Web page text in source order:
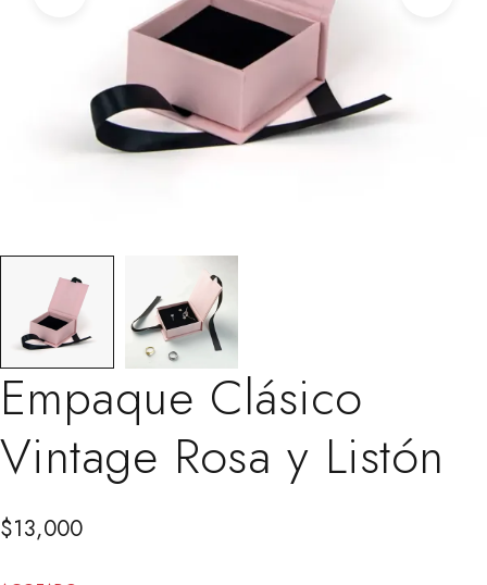
Empaque Clásico
Vintage Rosa y Listón
$13,000